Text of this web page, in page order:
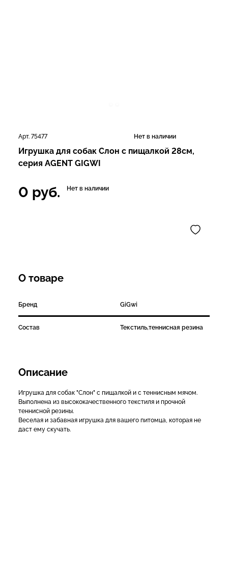
Арт. 75477 Нет в наличии
Игрушка для собак Слон с пищалкой 28см,
серия AGENT GIGWI
0 руб. Нет в наличии
О товаре
Бренд GiGwi
Состав Текстиль,теннисная резина
Описание
Игрушка для собак "Слон" с пищалкой и с теннисным мячом.
Выполнена из высококачественного текстиля и прочной
теннисной резины.
Веселая и забавная игрушка для вашего питомца, которая не
даст ему скучать.